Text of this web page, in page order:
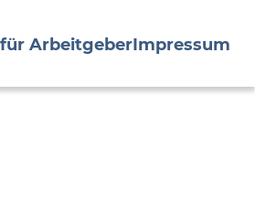
für ArbeitgeberImpressum